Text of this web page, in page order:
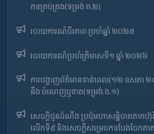
ការគ្រប់គ្រង(ទម្រង់ គ.២)
របាយការណ៍ចីរភាព ប្រចាំឆ្នាំ ២០២៥
របាយការណ៍​​ប្រចាំ​ត្រីមាសទី១ ឆ្នាំ ២០២៦
ការបង្ហាញព័ត៌មានទាន់ពេល(១២ ឧសភា
នឹង ចំណេញឬខាត(ទម្រង់ ង.១)
សេចក្តីជូនដំណឹង ប្រជុំមហាសន្និបាតភាគហ៊ុ
លើកទី៩ និងសេចក្តីសម្រេចការបែងចែកភា